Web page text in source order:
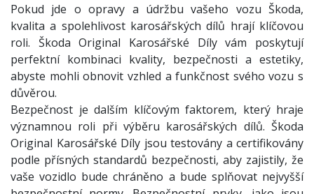
Pokud jde o opravy a údržbu vašeho vozu Škoda,
kvalita a spolehlivost karosářských dílů hrají klíčovou
roli. Škoda Original Karosářské Díly vám poskytují
perfektní kombinaci kvality, bezpečnosti a estetiky,
abyste mohli obnovit vzhled a funkčnost svého vozu s
důvěrou.
Bezpečnost je dalším klíčovým faktorem, který hraje
významnou roli při výběru karosářských dílů. Škoda
Original Karosářské Díly jsou testovány a certifikovány
podle přísných standardů bezpečnosti, aby zajistily, že
vaše vozidlo bude chráněno a bude splňovat nejvyšší